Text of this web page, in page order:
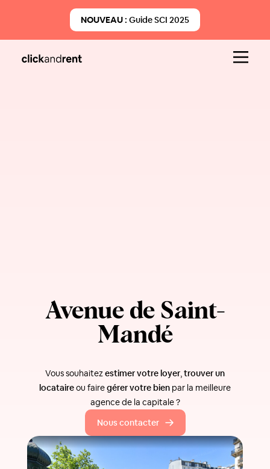
NOUVEAU : Guide SCI 2025
Avenue de Saint-
Mandé
Vous souhaitez estimer votre loyer trouver un
locataireou fairegérer votre bien par la meilleure
agence de la capitale ?
Nous contacter